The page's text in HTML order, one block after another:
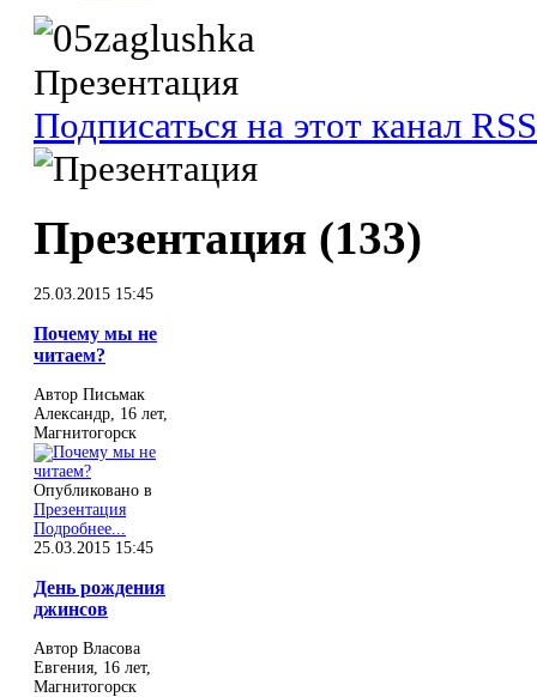
Презентация
Подписаться на этот канал RSS
Презентация (133)
25.03.2015 15:45
Почему мы не
читаем?
Автор Письмак
Александр, 16 лет,
Магнитогорск
Опубликовано в
Презентация
Подробнее...
25.03.2015 15:45
День рождения
джинсов
Автор Власова
Евгения, 16 лет,
Магнитогорск